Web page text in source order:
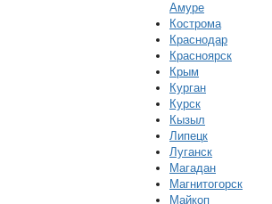
Амуре
Кострома
Краснодар
Красноярск
Крым
Курган
Курск
Кызыл
Липецк
Луганск
Магадан
Магнитогорск
Майкоп